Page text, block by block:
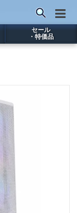
セール
・特価品